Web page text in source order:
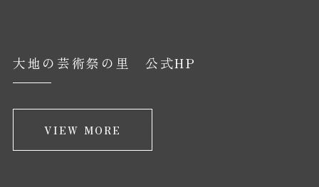
大地の芸術祭の里 公式HP
VIEW MORE